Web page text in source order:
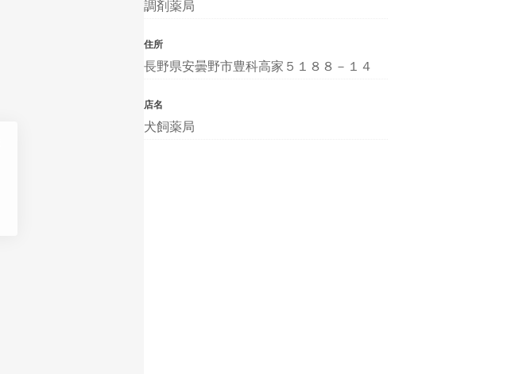
調剤薬局
住所
長野県安曇野市豊科高家５１８８－１４
店名
犬飼薬局